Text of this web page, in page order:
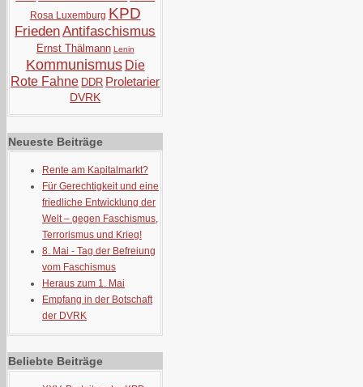
Rosa Luxemburg KPD
FriedenAntifaschismus
Ernst Thälmann Lenin
Kommunismus Die
Rote Fahne DDR Proletarier
DVRK
Neueste Beiträge
Rente am Kapitalmarkt?
Für Gerechtigkeit und eine
friedliche Entwicklung der
Welt – gegen Faschismus,
Terrorismus und Krieg!
8. Mai - Tag der Befreiung
vom Faschismus
Heraus zum 1. Mai
Empfang in der Botschaft
der DVRK
Beliebte Beiträge